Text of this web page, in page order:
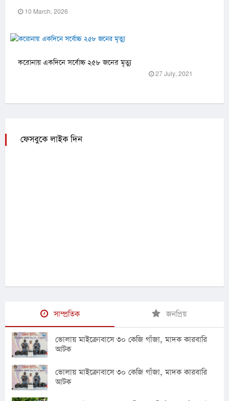
10 March, 2026
করোনায় একদিনে সর্বোচ্চ ২৫৮ জনের মৃত্যু
27 July, 2021
ফেসবুকে লাইক দিন
সাম্প্রতিক জনপ্রিয়
ভোলায় মাইক্রোবাসে ৩০ কেজি গাঁজা, মাদক কারবারি
আটক
ভোলায় মাইক্রোবাসে ৩০ কেজি গাঁজা, মাদক কারবারি
আটক